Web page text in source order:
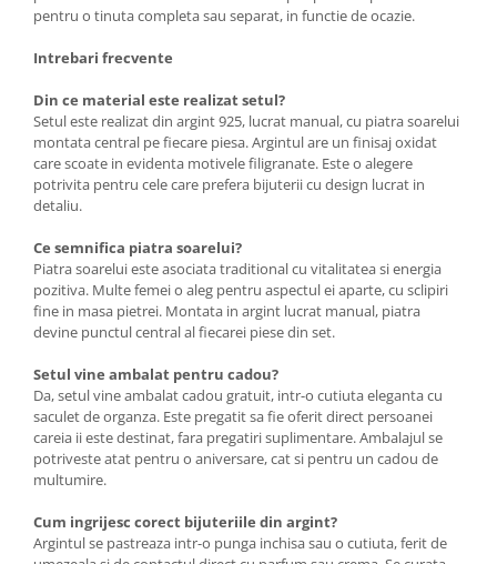
pentru o tinuta completa sau separat, in functie de ocazie.
Intrebari frecvente
Din ce material este realizat setul?
Setul este realizat din argint 925, lucrat manual, cu piatra soarelui
montata central pe fiecare piesa. Argintul are un finisaj oxidat
care scoate in evidenta motivele filigranate. Este o alegere
potrivita pentru cele care prefera bijuterii cu design lucrat in
detaliu.
Ce semnifica piatra soarelui?
Piatra soarelui este asociata traditional cu vitalitatea si energia
pozitiva. Multe femei o aleg pentru aspectul ei aparte, cu sclipiri
fine in masa pietrei. Montata in argint lucrat manual, piatra
devine punctul central al fiecarei piese din set.
Setul vine ambalat pentru cadou?
Da, setul vine ambalat cadou gratuit, intr-o cutiuta eleganta cu
saculet de organza. Este pregatit sa fie oferit direct persoanei
careia ii este destinat, fara pregatiri suplimentare. Ambalajul se
potriveste atat pentru o aniversare, cat si pentru un cadou de
multumire.
Cum ingrijesc corect bijuteriile din argint?
Argintul se pastreaza intr-o punga inchisa sau o cutiuta, ferit de